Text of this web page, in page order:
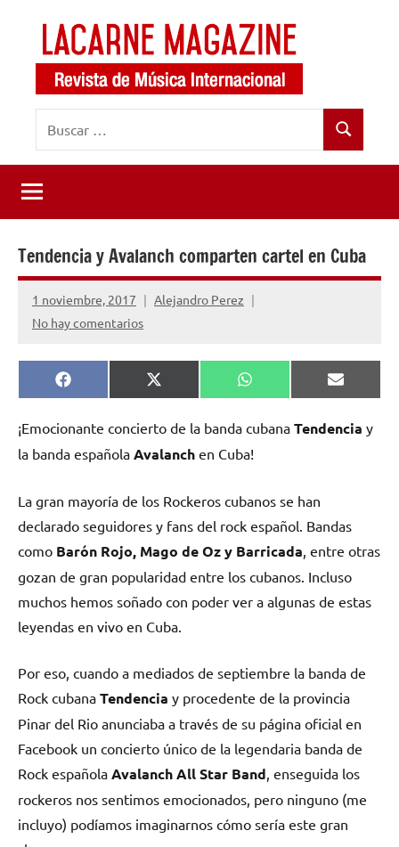
contenido
LaCarne
Magazine
de
música
internacional
Buscar
Tendencia y Avalanch comparten cartel en Cuba
1 noviembre, 2017
Alejandro Perez
No hay comentarios
Compartir
en
Facebook
Compartir
en
X
(Twitter)
Compartir
en
WhatsApp
en
Email
¡Emocionante concierto de la banda cubana Tendencia y
la banda española Avalanch en Cuba!
La gran mayoría de los Rockeros cubanos se han
declarado seguidores y fans del rock español. Bandas
como Barón Rojo, Mago de Oz y Barricada , entre otras
gozan de gran popularidad entre los cubanos. Incluso
muchos hemos soñado con poder ver a algunas de estas
leyendas en vivo en Cuba.
Por eso, cuando a mediados de septiembre la banda de
Rock cubana Tendencia y procedente de la provincia
Pinar del Rio anunciaba a través de su página oficial en
Facebook un concierto único de la legendaria banda de
Rock española Avalanch All Star Band , enseguida los
rockeros nos sentimos emocionados, pero ninguno (me
incluyo) podíamos imaginarnos cómo sería este gran